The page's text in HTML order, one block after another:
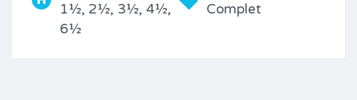
1½, 2½, 3½, 4½,
6½
Complet